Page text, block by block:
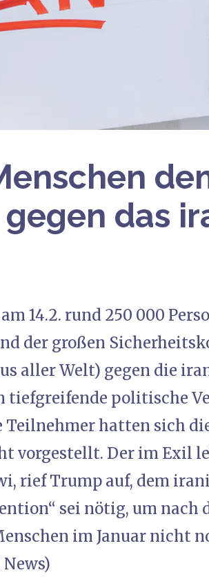
das
14.2. rund 250 000
der großen
aller Welt) gegen die
tiefgreifende politische
Teilnehmer hatten sich
vorgestellt. Der im Exil
rief Trump auf, dem
sei nötig, um nach
im Januar nicht